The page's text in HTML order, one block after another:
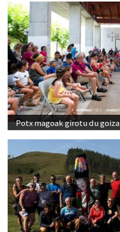
Potx magoak girotu du goiza